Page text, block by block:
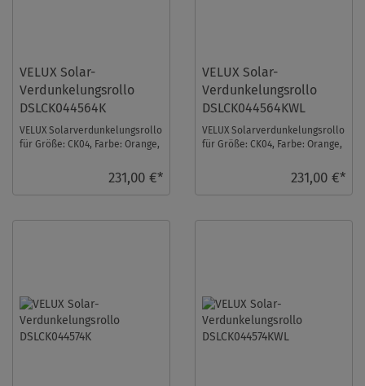
VELUX Solar-
Verdunkelungsrollo
DSLCK044564K
VELUX Solarverdunkelungsrollo
für Größe: CK04, Farbe: Orange,
231,00 €*
VELUX Solar-
Verdunkelungsrollo
DSLCK044564KWL
VELUX Solarverdunkelungsrollo
für Größe: CK04, Farbe: Orange,
231,00 €*